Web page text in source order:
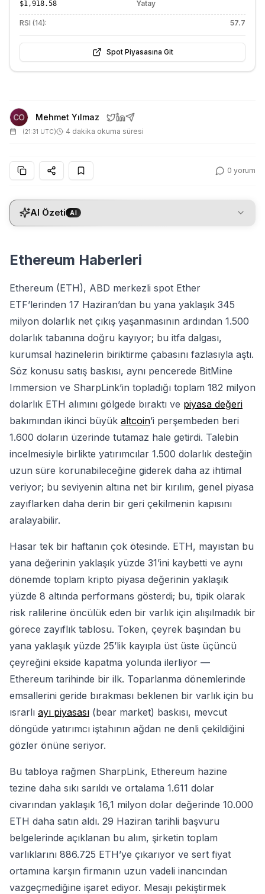
$1,918.58
Yatay
RSI (14): 57.7
Spot Piyasasına Git
Mehmet Yılmaz
(21:31 UTC) 4 dakika okuma süresi
0 yorum
AI Özeti AI
Ethereum Haberleri
Ethereum (ETH), ABD merkezli spot Ether
ETF’lerinden 17 Haziran’dan bu yana yaklaşık 345
milyon dolarlık net çıkış yaşanmasının ardından 1.500
dolarlık tabanına doğru kayıyor; bu itfa dalgası,
kurumsal hazinelerin biriktirme çabasını fazlasıyla aştı.
Söz konusu satış baskısı, aynı pencerede BitMine
Immersion ve SharpLink’in topladığı toplam 182 milyon
dolarlık ETH alımını gölgede bıraktı ve piyasa değeri
bakımından ikinci büyük altcoin’i perşembeden beri
1.600 doların üzerinde tutamaz hale getirdi. Talebin
incelmesiyle birlikte yatırımcılar 1.500 dolarlık desteğin
uzun süre korunabileceğine giderek daha az ihtimal
veriyor; bu seviyenin altına net bir kırılım, genel piyasa
zayıflarken daha derin bir geri çekilmenin kapısını
aralayabilir.
Hasar tek bir haftanın çok ötesinde. ETH, mayıstan bu
yana değerinin yaklaşık yüzde 31’ini kaybetti ve aynı
dönemde toplam kripto piyasa değerinin yaklaşık
yüzde 8 altında performans gösterdi; bu, tipik olarak
risk ralilerine öncülük eden bir varlık için alışılmadık bir
görece zayıflık tablosu. Token, çeyrek başından bu
yana yaklaşık yüzde 25’lik kayıpla üst üste üçüncü
çeyreğini ekside kapatma yolunda ilerliyor —
Ethereum tarihinde bir ilk. Toparlanma dönemlerinde
emsallerini geride bırakması beklenen bir varlık için bu
ısrarlı ayı piyasası (bear market) baskısı, mevcut
döngüde yatırımcı iştahının ağdan ne denli çekildiğini
gözler önüne seriyor.
Bu tabloya rağmen SharpLink, Ethereum hazine
tezine daha sıkı sarıldı ve ortalama 1.611 dolar
civarından yaklaşık 16,1 milyon dolar değerinde 10.000
ETH daha satın aldı. 29 Haziran tarihli başvuru
belgelerinde açıklanan bu alım, şirketin toplam
varlıklarını 886.725 ETH’ye çıkarıyor ve sert fiyat
ortamına karşın firmanın uzun vadeli inancından
vazgeçmediğine işaret ediyor. Mesajı pekiştirmek